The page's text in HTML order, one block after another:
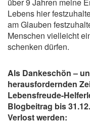
über 9 Jahren meine
Lebens hier
am Glauben
Menschen vielleicht
schenken dürfen.
Als Dankeschön –
herausfordernden
Lebensfreude-
Blogbeitrag bis
Verlost werden: